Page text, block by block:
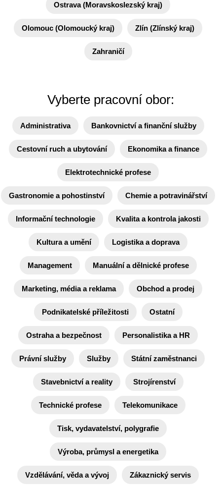
Ostrava (Moravskoslezský kraj)
Olomouc (Olomoucký kraj) Zlín (Zlínský kraj)
Zahraničí
Vyberte pracovní obor:
Administrativa Bankovnictví a finanční služby
Cestovní ruch a ubytování Ekonomika a finance
Elektrotechnické profese
Gastronomie a pohostinství Chemie a potravinářství
Informační technologie Kvalita a kontrola jakosti
Kultura a umění Logistika a doprava
Management Manuální a dělnické profese
Marketing, média a reklama Obchod a prodej
Podnikatelské příležitosti Ostatní
Ostraha a bezpečnost Personalistika a HR
Právní služby Služby Státní zaměstnanci
Stavebnictví a reality Strojírenství
Technické profese Telekomunikace
Tisk, vydavatelství, polygrafie
Výroba, průmysl a energetika
Vzdělávání, věda a vývoj Zákaznický servis